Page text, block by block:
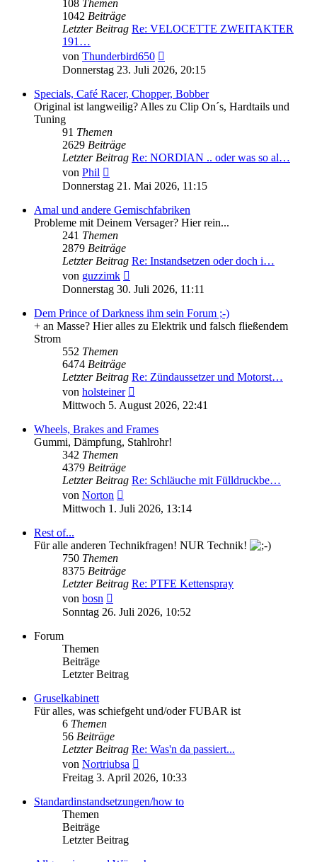
108 Themen
1042 Beiträge
Letzter Beitrag Re: VELOCETTE ZWEITAKTER
191…
von Thunderbird650
Beitrag
Donnerstag 23. Juli 2026, 20:15
Specials, Café Racer, Chopper, Bobber
Original ist langweilig? Alles zu Clip On´s, Hardtails und
Tuning
91 Themen
2629 Beiträge
Letzter Beitrag Re: NORDIAN .. oder was so al…
von Phil
Beitrag
Donnerstag 21. Mai 2026, 11:15
Amal und andere Gemischfabriken
Probleme mit Deinem Versager? Hier rein...
241 Themen
2879 Beiträge
Letzter Beitrag Re: Instandsetzen oder doch i…
von guzzimk
Beitrag
Donnerstag 30. Juli 2026, 11:11
Dem Prince of Darkness ihm sein Forum ;-)
+ an Masse? Hier alles zu Elektrik und falsch fließendem
Strom
552 Themen
6474 Beiträge
Letzter Beitrag Re: Zündaussetzer und Motorst…
von holsteiner
Beitrag
Mittwoch 5. August 2026, 22:41
Wheels, Brakes and Frames
Gummi, Dämpfung, Stahlrohr!
342 Themen
4379 Beiträge
Letzter Beitrag Re: Schläuche mit Fülldruckbe…
von Norton
Beitrag
Mittwoch 1. Juli 2026, 13:14
Rest of...
Für alle anderen Technikfragen! NUR Technik!
750 Themen
8375 Beiträge
Letzter Beitrag Re: PTFE Kettenspray
von bosn
Beitrag
Sonntag 26. Juli 2026, 10:52
Forum
Themen
Beiträge
Letzter Beitrag
Gruselkabinett
Für alles, was schiefgeht und/oder FUBAR ist
6 Themen
56 Beiträge
Letzter Beitrag Re: Was'n da passiert...
von Nortriubsa
Beitrag
Freitag 3. April 2026, 10:33
Standardinstandsetzungen/how to
Themen
Beiträge
Letzter Beitrag